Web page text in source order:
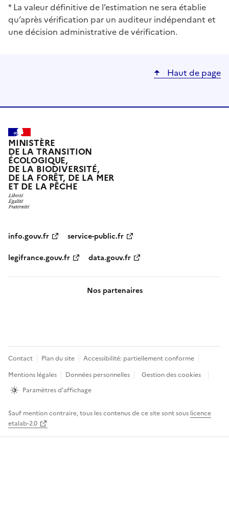
* La valeur définitive de l’estimation ne sera établie
qu’après vérification par un auditeur indépendant et
une décision administrative de vérification.
Haut de page
MINISTÈRE
DE LA TRANSITION
ÉCOLOGIQUE,
DE LA BIODIVERSITÉ,
DE LA FORÊT, DE LA MER
ET DE LA PÊCHE
info.gouv.fr
service-public.fr
legifrance.gouv.fr
data.gouv.fr
Nos partenaires
Pied
de
page
Contact Plan du site
Accessibilité: partiellement conforme
Mentions légales
Données personnelles
Gestion des cookies
Paramètres d'affichage
Sauf mention contraire, tous les contenus de ce site sont sous licence
etalab-2.0